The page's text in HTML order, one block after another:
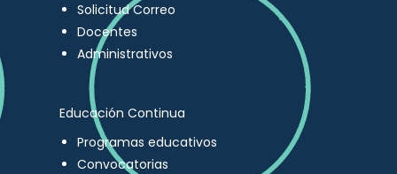
Solicitud Correo
Docentes
Administrativos
Educación Continua
Programas educativos
Convocatorias